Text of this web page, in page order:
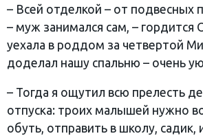
– Всей отделкой – от подвесных
– муж занимался сам, – гордится
уехала в роддом за четвертой
доделал нашу спальню – очень
– Тогда я ощутил всю прелесть
отпуска: троих малышей нужно
обуть, отправить в школу, садик,